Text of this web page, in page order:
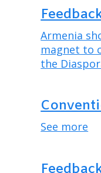
Armenia
magnet to
the
See more